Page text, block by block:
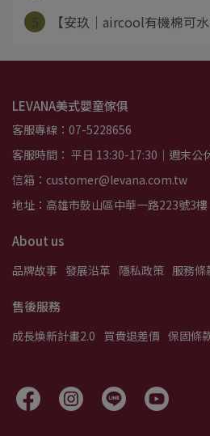
【安玖│aircool有機棉可
LEVANA美式嬰童傢俱
客服專線：07-5228656
客服時間： 平日 13:30-17:30｜週末公
信箱：customer@levana.com.tw
地址：高雄市鼓山區中華一路223號3樓
About us
品牌故事 發展沿革 隱私政策 服務條
售後服務
成長煥新計畫2.0 買貴退差價 保固條